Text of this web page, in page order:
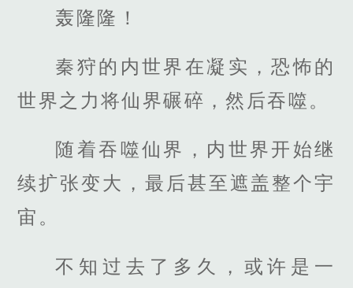
轰隆隆！
秦狩的内世界在凝实，恐怖的
世界之力将仙界碾碎，然后吞噬。
随着吞噬仙界，内世界开始继
续扩张变大，最后甚至遮盖整个宇
宙。
不知过去了多久，或许是一